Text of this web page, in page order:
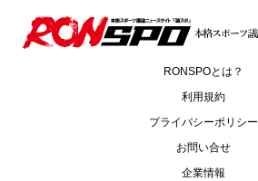
RONSPOとは？
利用規約
プライバシーポリシー
お問い合せ
企業情報